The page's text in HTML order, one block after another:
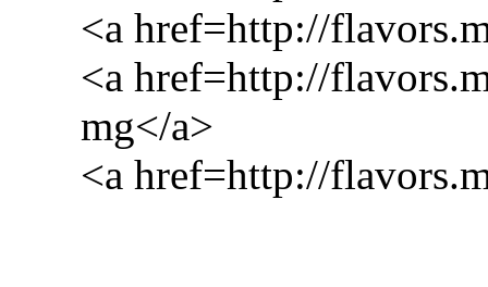
<a href=http://
<a href=http://
mg</a>
<a href=http://